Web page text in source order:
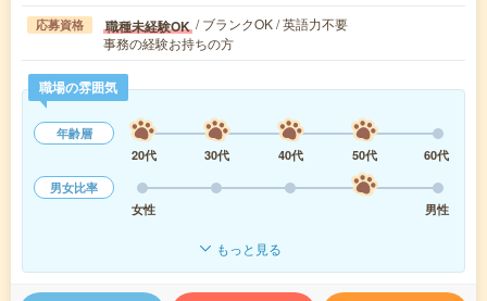
応募資格 職種未経験OK / ブランクOK / 英語力不要
事務の経験お持ちの方
職場の雰囲気
年齢層
20代
30代 40代 50代
60代
男女比率
女性
男性
もっと見る